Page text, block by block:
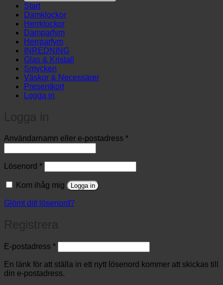
products
…
Start
Damklockor
Herrklockor
Damparfym
Herrparfym
INREDNING
Glas & Kristall
Smycken
Väskor & Necessärer
Presentkort
Logga in
Användarnamn eller e-postadress *Obligatoriskt
Lösenord *Obligatoriskt
Kom ihåg mig Logga in
Glömt ditt lösenord?
E-postadress *Obligatoriskt
En länk för att ställa in ett nytt lösenord kommer att skickas till
din e-postadress.